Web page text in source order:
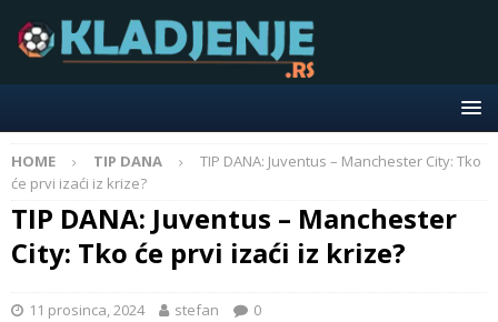
HOME TIP DANA
TIP DANA: Juventus – Manchester City: Tko
će prvi izaći iz krize?
TIP DANA: Juventus – Manchester
City: Tko će prvi izaći iz krize?
11 prosinca, 2024 stefan 0